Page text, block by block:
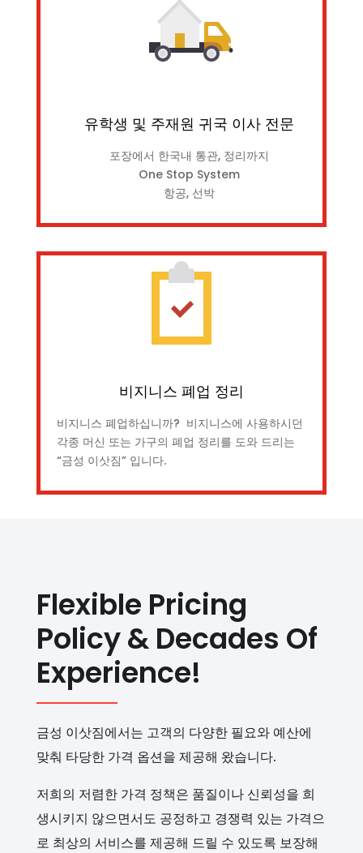
유학생 및 주재원 귀국 이사 전문
포장에서 한국내 통관, 정리까지
One Stop System
항공, 선박
비지니스 폐업 정리
비지니스 폐업하십니까? 비지니스에 사용하시던
각종 머신 또는 가구의 폐업 정리를 도와 드리는
“금성 이삿짐” 입니다.
Flexible Pricing
Policy & Decades Of
Experience!
금성 이삿짐에서는 고객의 다양한 필요와 예산에
맞춰 타당한 가격 옵션을 제공해 왔습니다.
저희의 저렴한 가격 정책은 품질이나 신뢰성을 희
생시키지 않으면서도 공정하고 경쟁력 있는 가격으
로 최상의 서비스를 제공해 드릴 수 있도록 보장해